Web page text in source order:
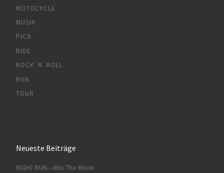
MOTOCYCLE
MUSIK
PICS
RIDE
ROCK`N`ROLL
RUN
TOUR
Neueste Beiträge
NIGHT RUN – Into The Moon